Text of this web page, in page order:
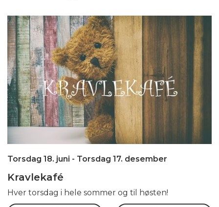
Torsdag 18. juni - Torsdag 17. desember
Kravlekafé
Hver torsdag i hele sommer og til høsten!